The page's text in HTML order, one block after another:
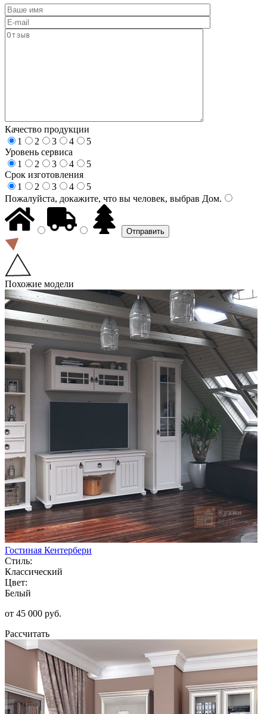
Качество продукции
1
2 3 4
5
Уровень сервиса
1
2 3 4
5
Срок изготовления
1
2 3 4
5
Пожалуйста, докажите, что вы человек, выбрав Дом.
Похожие модели
Гостиная Кентербери
Стиль:
Классический
Цвет:
Белый
от 45 000 руб.
Рассчитать